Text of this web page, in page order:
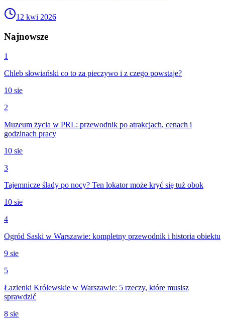
12 kwi 2026
Najnowsze
1
Chleb słowiański co to za pieczywo i z czego powstaje?
10 sie
2
Muzeum życia w PRL: przewodnik po atrakcjach, cenach i
godzinach pracy
10 sie
3
Tajemnicze ślady po nocy? Ten lokator może kryć się tuż obok
10 sie
4
Ogród Saski w Warszawie: kompletny przewodnik i historia obiektu
9 sie
5
Łazienki Królewskie w Warszawie: 5 rzeczy, które musisz
sprawdzić
8 sie